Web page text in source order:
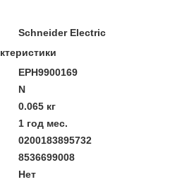
Schneider Electric
EPH9900169
N
0.065 кг
1 год мес.
0200183895732
8536699008
Нет